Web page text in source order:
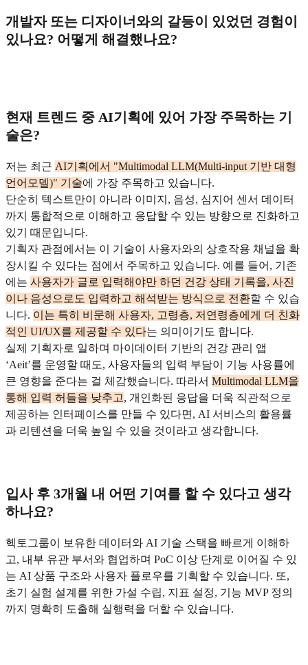
개발자 또는 디자이너와의 갈등이 있었던 경험이
있나요? 어떻게 해결했나요?
현재 트렌드 중 AI기획에 있어 가장 주목하는 기
술은?
저는 최근 AI기획에서 "Multimodal LLM(Multi-input 기반 대형
언어모델)" 기술에 가장 주목하고 있습니다.
단순히 텍스트만이 아니라 이미지, 음성, 심지어 센서 데이터
까지 통합적으로 이해하고 응답할 수 있는 방향으로 진화하고
있기 때문입니다.
기획자 관점에서는 이 기술이 사용자와의 상호작용 채널을 확
장시킬 수 있다는 점에서 주목하고 있습니다. 예를 들어, 기존
에는 사용자가 글로 입력해야만 하던 건강 상태 기록을, 사진
이나 음성으로도 입력하고 해석받는 방식으로 전환할 수 있습
니다. 이는 특히 비문해 사용자, 고령층, 저연령층에게 더 친화
적인 UI/UX를 제공할 수 있다는 의미이기도 합니다.
실제 기획자로 일하며 마이데이터 기반의 건강 관리 앱
‘Aeit’를 운영할 때도, 사용자들의 입력 부담이 기능 사용률에
큰 영향을 준다는 걸 체감했습니다. 따라서 Multimodal LLM을
통해 입력 허들을 낮추고, 개인화된 응답을 더욱 직관적으로
제공하는 인터페이스를 만들 수 있다면, AI 서비스의 활용률
과 리텐션을 더욱 높일 수 있을 것이라고 생각합니다.
입사 후 3개월 내 어떤 기여를 할 수 있다고 생각
하나요?
헥토그룹이 보유한 데이터와 AI 기술 스택을 빠르게 이해하
고, 내부 유관 부서와 협업하며 PoC 이상 단계로 이어질 수 있
는 AI 상품 구조와 사용자 플로우를 기획할 수 있습니다. 또,
초기 실험 설계를 위한 가설 수립, 지표 설정, 기능 MVP 정의
까지 명확히 도출해 실행력을 더할 수 있습니다.